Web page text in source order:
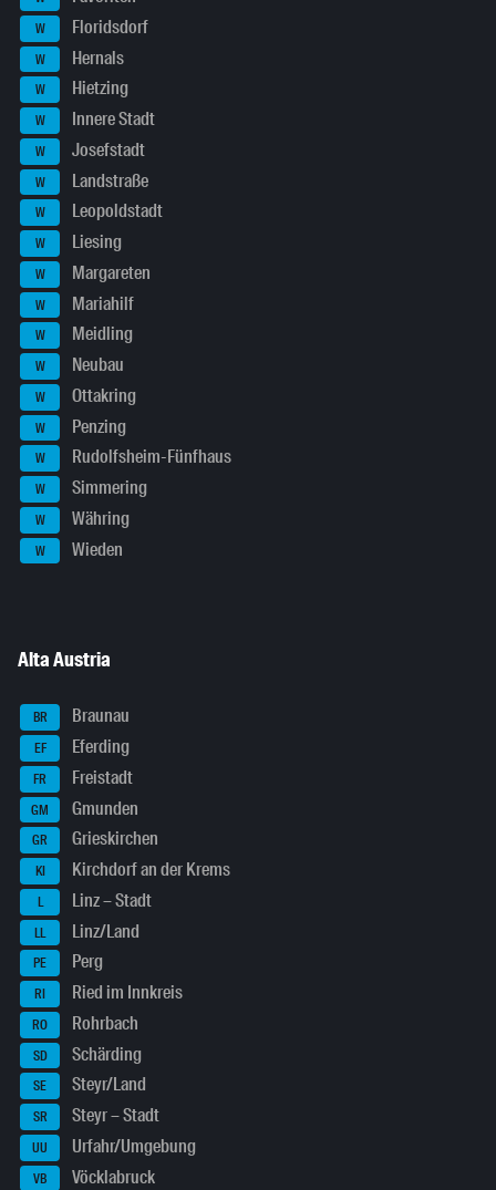
W Floridsdorf
W Hernals
W Hietzing
W Innere Stadt
W Josefstadt
W Landstraße
W Leopoldstadt
W Liesing
W Margareten
W Mariahilf
W Meidling
W Neubau
W Ottakring
W Penzing
W Rudolfsheim-Fünfhaus
W Simmering
W Währing
W Wieden
Alta Austria
BR Braunau
EF Eferding
FR Freistadt
GM Gmunden
GR Grieskirchen
KI Kirchdorf an der Krems
L Linz – Stadt
LL Linz/Land
PE Perg
RI Ried im Innkreis
RO Rohrbach
SD Schärding
SE Steyr/Land
SR Steyr – Stadt
UU Urfahr/Umgebung
VB Vöcklabruck